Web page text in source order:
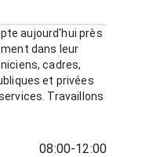
aujourd'hui près
dans leur
cadres,
et privées
Travaillons
08:00-12:00